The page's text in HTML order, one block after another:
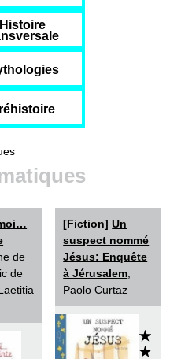
moderne
et XIXe siècle
Histoire
de
de
[Fiction]Un
suspect nommé
Jésus: Enquête
à Jérusalem
Paolo Curtaz